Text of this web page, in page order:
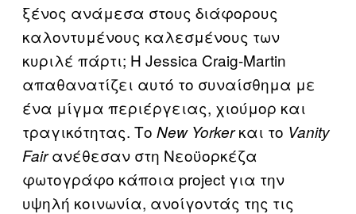
ξένος ανάμεσα στους διάφορους
καλοντυμένους καλεσμένους των
κυριλέ πάρτι; Η Jessica Craig-Martin
απαθανατίζει αυτό το συναίσθημα με
ένα μίγμα περιέργειας, χιούμορ και
τραγικότητας. Το New Yorkerκαι το Vanity
Fairανέθεσαν στη Νεοϋορκέζα
φωτογράφο κάποια project για την
υψηλή κοινωνία, ανοίγοντάς της τις